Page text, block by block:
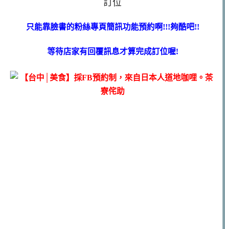
訂位
只能靠臉書的粉絲專頁簡訊功能預約啊!!!夠酷吧!!
等待店家有回覆訊息才算完成訂位喔!